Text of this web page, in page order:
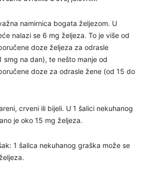
namirnica bogata željezom. U
nalazi se 6 mg željeza. To je više od
doze željeza za odrasle
smg na dan), te nešto manje od
doze za odrasle žene (od 15 do
crveni ili bijeli. U 1 šalici nekuhanog
je oko 15 mg željeza.
1 šalica nekuhanog graška može se